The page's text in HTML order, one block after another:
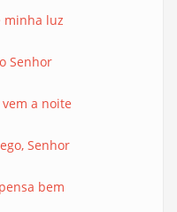
minha luz
Senhor
a noite
Senhor
bem